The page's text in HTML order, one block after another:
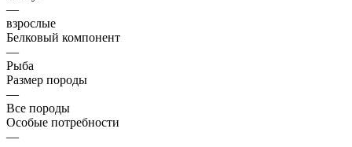
—
взрослые
Белковый компонент
—
Рыба
Размер породы
—
Все породы
Особые потребности
—